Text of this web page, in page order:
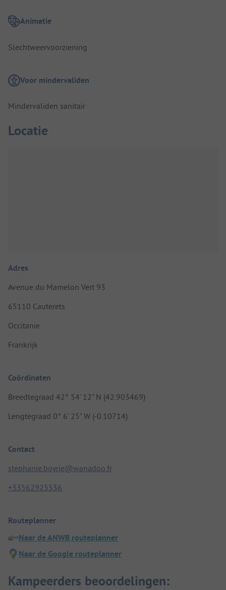
Animatie
Slechtweervoorziening
Voor mindervaliden
Mindervaliden sanitair
Locatie
Adres
Avenue du Mamelon Vert 93
65110 Cauterets
Occitanie
Frankrijk
Coördinaten
Breedtegraad 42° 54' 12" N (42.903469)
Lengtegraad 0° 6' 25" W (-0.10714)
Contact
stephanie.boyrie@wanadoo.fr
+33562925536
Routeplanner
Naar de ANWB routeplanner
Naar de Google routeplanner
Kampeerders beoordelingen: